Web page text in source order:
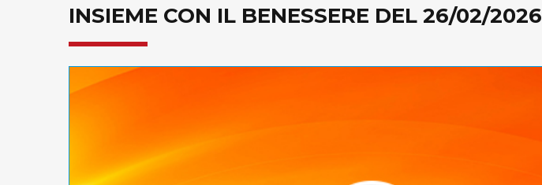
INSIEME CON IL BENESSERE DEL 26/02/2026